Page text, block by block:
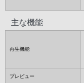
主な機能
再生機能
プレビュー